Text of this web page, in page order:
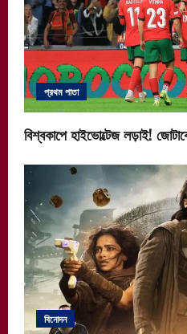
প্রথম পাতা
বিশ্বকাপে হাইভোল্টেজ লড়াই!
বিনোদন